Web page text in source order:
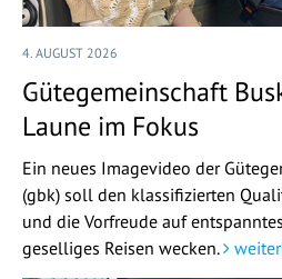
4. AUGUST 2026
Gütegemeinschaft
Laune im Fokus
Ein neues Imagevideo der
(gbk) soll den klassifizierten
und die Vorfreude auf
geselliges Reisen wecken.